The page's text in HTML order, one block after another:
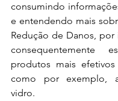
consumindo
e entendendo mais
Redução de Danos,
consequentemente
produtos mais efetivos
como por exemplo,
vidro.